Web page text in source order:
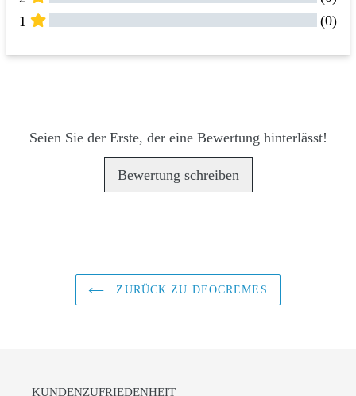
1
(0)
Seien Sie der Erste, der eine Bewertung hinterlässt!
Bewertung schreiben
ZURÜCK ZU DEOCREMES
KUNDENZUFRIEDENHEIT